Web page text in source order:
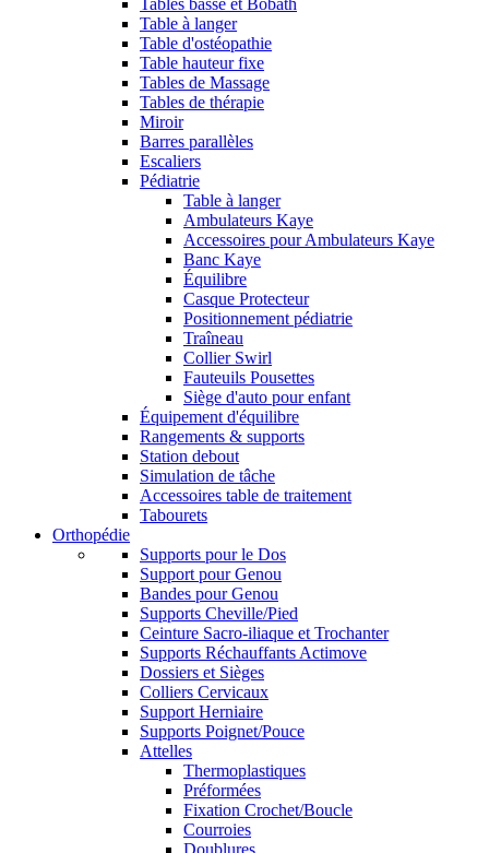
Tables basse et Bobath
Table à langer
Table d'ostéopathie
Table hauteur fixe
Tables de Massage
Tables de thérapie
Miroir
Barres parallèles
Escaliers
Pédiatrie
Table à langer
Ambulateurs Kaye
Accessoires pour Ambulateurs Kaye
Banc Kaye
Équilibre
Casque Protecteur
Positionnement pédiatrie
Traîneau
Collier Swirl
Fauteuils Pousettes
Siège d'auto pour enfant
Équipement d'équilibre
Rangements & supports
Station debout
Simulation de tâche
Accessoires table de traitement
Tabourets
Orthopédie
Supports pour le Dos
Support pour Genou
Bandes pour Genou
Supports Cheville/Pied
Ceinture Sacro-iliaque et Trochanter
Supports Réchauffants Actimove
Dossiers et Sièges
Colliers Cervicaux
Support Herniaire
Supports Poignet/Pouce
Attelles
Thermoplastiques
Préformées
Fixation Crochet/Boucle
Courroies